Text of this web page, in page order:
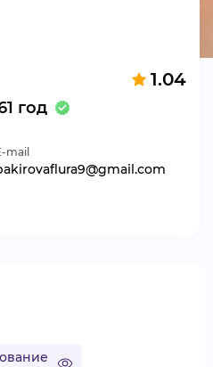
1.04
год
mail